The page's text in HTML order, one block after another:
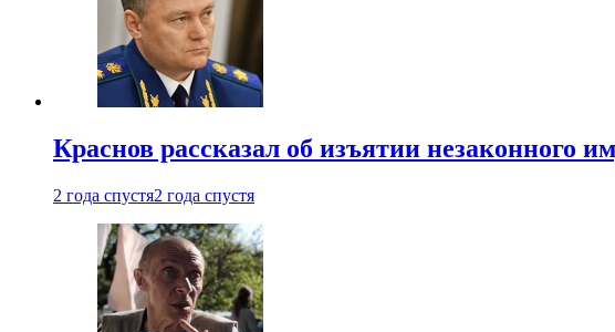
Краснов рассказал об изъятии незаконного
2 года спустя2 года спустя